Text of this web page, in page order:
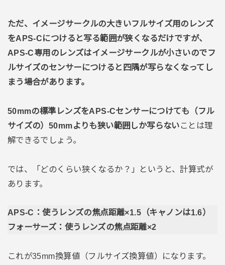
ただ、イメージサークルの大きいフルサイズ用のレンズ
をAPS-Cにつけると写る範囲が狭くなるだけですが、
APS-C専用のレンズはイメージサークルが小さいのでフ
ルサイズのセンサーにつけると四隅が写らなくなってし
まう場合があります。
50mmの標準レンズをAPS-Cセンサーにつけても（フル
サイズの）50mmよりも狭い範囲しか写らない ことは理
解できるでしょう。
では、「どのくらい狭くなるか？」というと、計算式が
あります。
APS-C：使うレンズの焦点距離×1.5（キャノンは1.6）
フォーサーズ：使うレンズの焦点距離×2
これが35mm換算値（フルサイズ換算値）になります。